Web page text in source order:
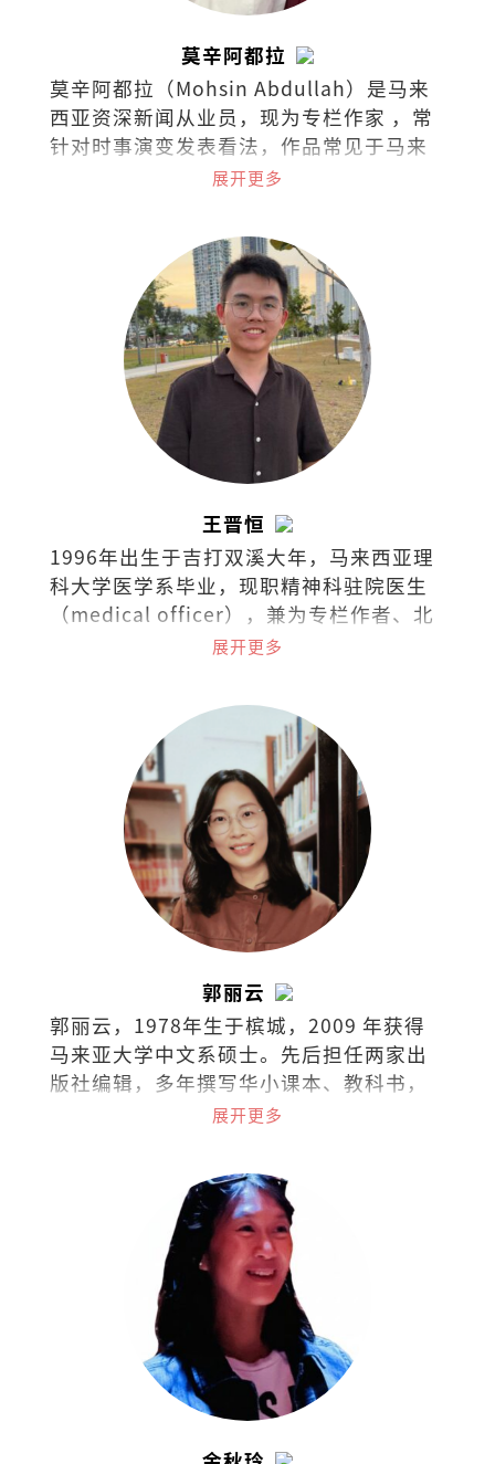
莫辛阿都拉
莫辛阿都拉（Mohsin Abdullah）是马来
西亚资深新闻从业员，现为专栏作家 ，常
针对时事演变发表看法，作品常见于马来
西亚各英文报章与杂志。
展开更多
王晋恒
1996年出生于吉打双溪大年，马来西亚理
科大学医学系毕业，现职精神科驻院医生
（medical officer），兼为专栏作者、北
马作协副主席。曾任《马华文学》执行编
时报文学奖、花踪新秀文学奖、香港青年
文学奖等。长篇小说《弃医者》入选《亚
洲周刊》2025年度“全球华人十大小
展开更多
郭丽云
郭丽云，1978年生于槟城，2009 年获得
马来亚大学中文系硕士。先后担任两家出
版社编辑，多年撰写华小课本、教科书，
展开更多